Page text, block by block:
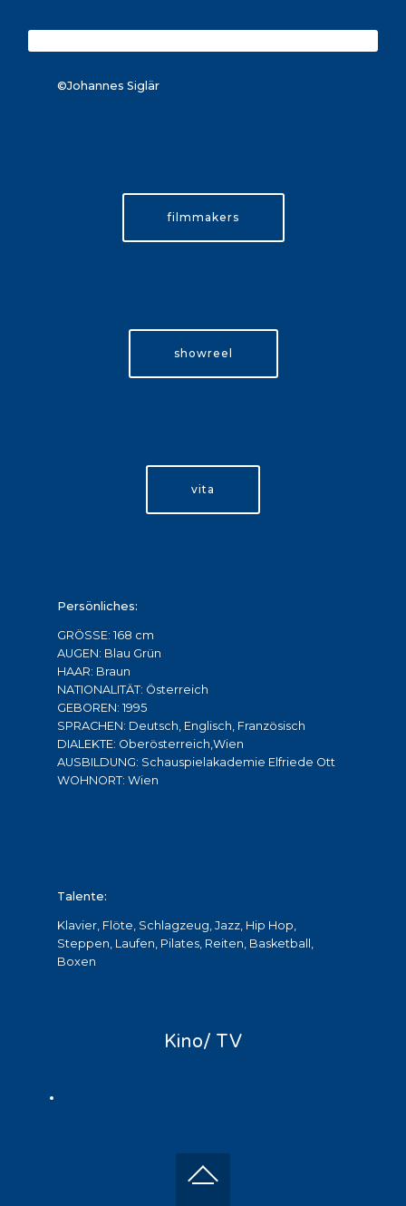
©Johannes Siglär
filmmakers
showreel
vita
Persönliches:
GRÖSSE: 168 cm
AUGEN: Blau Grün
HAAR: Braun
NATIONALITÄT: Österreich
GEBOREN: 1995
SPRACHEN: Deutsch, Englisch, Französisch
DIALEKTE: Oberösterreich,Wien
AUSBILDUNG: Schauspielakademie Elfriede Ott
WOHNORT: Wien
Talente:
Klavier, Flöte, Schlagzeug, Jazz, Hip Hop,
Steppen, Laufen, Pilates, Reiten, Basketball,
Boxen
Kino/ TV